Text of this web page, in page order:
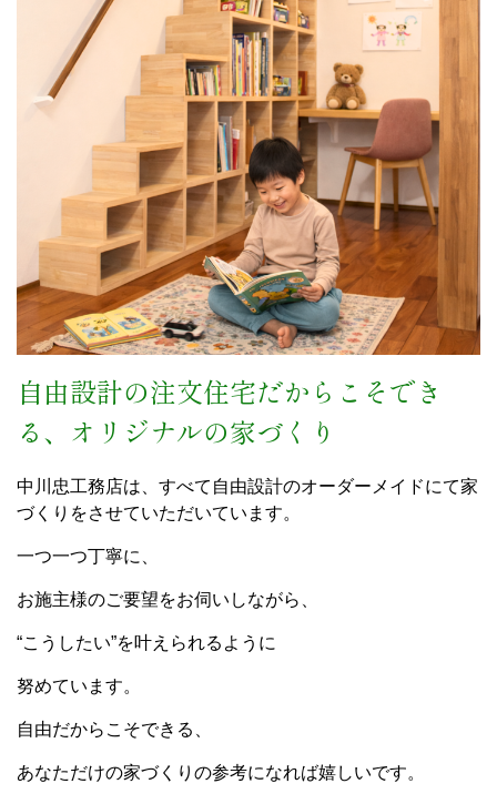
自由設計の注文住宅だからこそでき
る、オリジナルの家づくり
中川忠工務店は、すべて自由設計のオーダーメイドにて家
づくりをさせていただいています。
一つ一つ丁寧に、
お施主様のご要望をお伺いしながら、
“こうしたい”を叶えられるように
努めています。
自由だからこそできる、
あなただけの家づくりの参考になれば嬉しいです。